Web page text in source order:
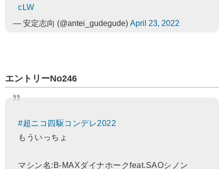
cLW
— 安定志向 (@antei_gudegude) April 23, 2022
エントリーNo246
#超ニコ四駆コンデレ2022
もういっちょ
マシン名:B-MAXダイナホークfeat.SAOシノン